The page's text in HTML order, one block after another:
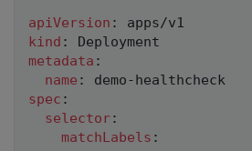
apiVersion :
kind :
metadata :
name : demo-
spec :
selector:
matchLabels :